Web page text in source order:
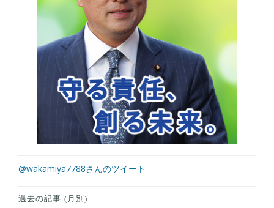
@wakamiya7788さんのツイート
過去の記事 (月別)